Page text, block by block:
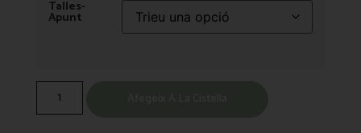
Talles-
Apunt